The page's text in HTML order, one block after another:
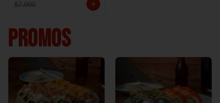
$7.990
PROMOS